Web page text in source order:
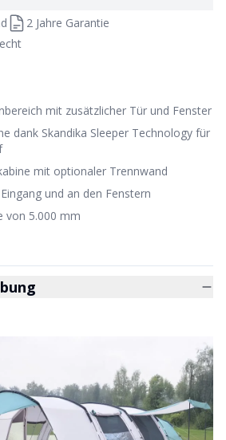
2 Jahre Garantie
mit zusätzlicher Tür und Fenster
dank Skandika Sleeper Technology für
mit optionaler Trennwand
und an den Fenstern
von 5.000 mm